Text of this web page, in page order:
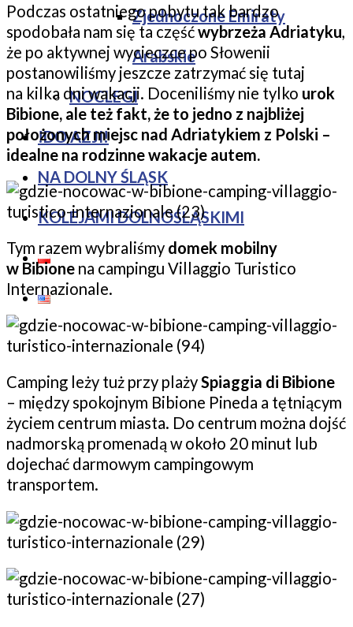
Zjednoczone Emiraty
Arabskie
NOCLEGI
!DO AZJI!
NA DOLNY ŚLĄSK
KOLEJAMI DOLNOŚLĄSKIMI
Podczas ostatniego pobytu tak bardzo
spodobała nam się ta częśćwybrzeża Adriatyku,
że po aktywnej wycieczce po Słowenii
postanowiliśmy jeszcze zatrzymać się tutaj
na kilka dni wakacji. Doceniliśmy nie tylko urok
Bibione, ale też fakt, że to jedno z najbliżej
położonych miejsc nad Adriatykiem z Polski –
idealne na rodzinne wakacje autem.
Tym razem wybraliśmy domek mobilny
w Bibione na campingu Villaggio Turistico
Internazionale.
Camping leży tuż przy plażySpiaggia di Bibione
– między spokojnym Bibione Pineda a tętniącym
życiem centrum miasta. Do centrum można dojść
nadmorską promenadą w około 20 minut lub
dojechać darmowym campingowym
transportem.